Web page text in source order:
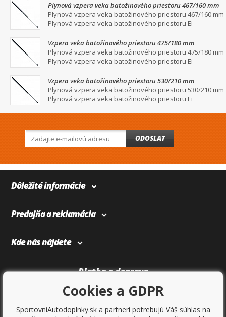
Plynová vzpera veka batožinového priestoru 467/160 mm
Plynová vzpera veka batožinového priestoru 467/160 mm
Plynová vzpera veka batožinového priestoru Ei
Vzpera veka batožinového priestoru 475/180 mm
Plynová vzpera veka batožinového priestoru 475/180 mm
Plynová vzpera veka batožinového priestoru Ei
Vzpera veka batožinového priestoru 530/210 mm
Plynová vzpera veka batožinového priestoru 530/210 mm
Plynová vzpera veka batožinového priestoru Ei
ODOSLAT
Dôležité informácie
Predajňa a reklamácia
Kde nás nájdete
Platba a doprava
Cookies a GDPR
SportovniAutodoplnky.sk a partneri potrebujú Váš súhlas na